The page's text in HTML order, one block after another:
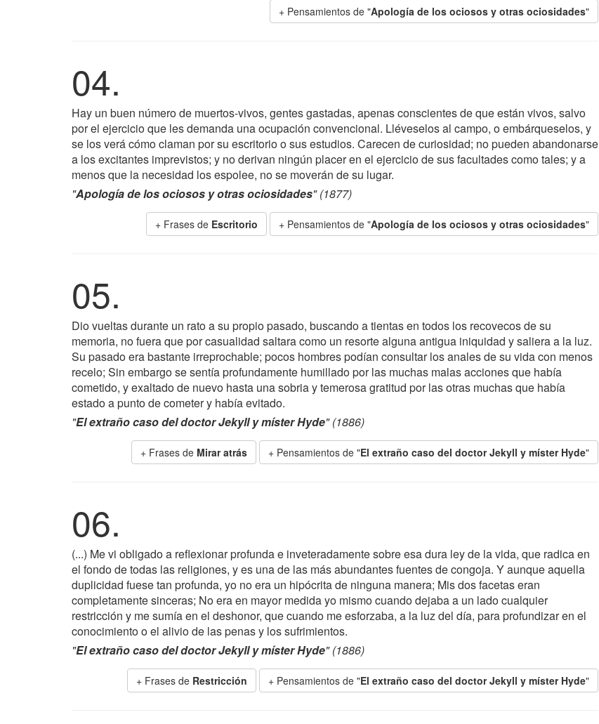
+ Pensamientos de "Apología de los ociosos y otras ociosidades"
04.
Hay un buen número de muertos-vivos, gentes gastadas, apenas conscientes de que están vivos, salvo
por el ejercicio que les demanda una ocupación convencional. Lléveselos al campo, o embárqueselos, y
se los verá cómo claman por su escritorio o sus estudios. Carecen de curiosidad; no pueden abandonarse
a los excitantes imprevistos; y no derivan ningún placer en el ejercicio de sus facultades como tales; y a
menos que la necesidad los espolee, no se moverán de su lugar.
"Apología de los ociosos y otras ociosidades" (1877)
+ Frases de Escritorio + Pensamientos de "Apología de los ociosos y otras ociosidades"
05.
Dio vueltas durante un rato a su propio pasado, buscando a tientas en todos los recovecos de su
memoria, no fuera que por casualidad saltara como un resorte alguna antigua iniquidad y saliera a la luz.
Su pasado era bastante irreprochable; pocos hombres podían consultar los anales de su vida con menos
recelo; Sin embargo se sentía profundamente humillado por las muchas malas acciones que había
cometido, y exaltado de nuevo hasta una sobria y temerosa gratitud por las otras muchas que había
estado a punto de cometer y había evitado.
"El extraño caso del doctor Jekyll y míster Hyde" (1886)
+ Frases de Mirar atrás + Pensamientos de "El extraño caso del doctor Jekyll y míster Hyde"
06.
(...) Me vi obligado a reflexionar profunda e inveteradamente sobre esa dura ley de la vida, que radica en
el fondo de todas las religiones, y es una de las más abundantes fuentes de congoja. Y aunque aquella
duplicidad fuese tan profunda, yo no era un hipócrita de ninguna manera; Mis dos facetas eran
completamente sinceras; No era en mayor medida yo mismo cuando dejaba a un lado cualquier
restricción y me sumía en el deshonor, que cuando me esforzaba, a la luz del día, para profundizar en el
conocimiento o el alivio de las penas y los sufrimientos.
"El extraño caso del doctor Jekyll y míster Hyde" (1886)
+ Frases de Restricción + Pensamientos de "El extraño caso del doctor Jekyll y míster Hyde"